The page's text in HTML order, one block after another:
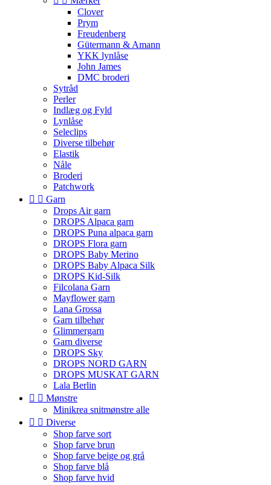
Clover
Prym
Freudenberg
Gütermann & Amann
YKK lynlåse
John James
DMC broderi
Sytråd
Perler
Indlæg og Fyld
Lynlåse
Seleclips
Diverse tilbehør
Elastik
Nåle
Broderi
Patchwork
  Garn
Drops Air garn
DROPS Alpaca garn
DROPS Puna alpaca garn
DROPS Flora garn
DROPS Baby Merino
DROPS Baby Alpaca Silk
DROPS Kid-Silk
Filcolana Garn
Mayflower garn
Lana Grossa
Garn tilbehør
Glimmergarn
Garn diverse
DROPS Sky
DROPS NORD GARN
DROPS MUSKAT GARN
Lala Berlin
  Mønstre
Minikrea snitmønstre alle
  Diverse
Shop farve sort
Shop farve brun
Shop farve beige og grå
Shop farve blå
Shop farve hvid